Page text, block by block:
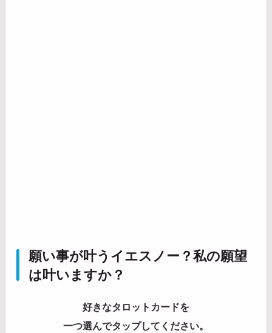
願い事が叶うイエスノー？私の願望
は叶いますか？
好きなタロットカードを
一つ選んでタップしてください。